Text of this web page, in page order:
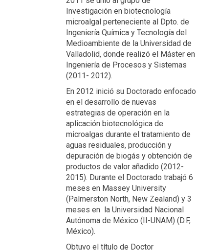
Investigación en biotecnología
microalgal perteneciente al Dpto. de
Ingeniería Química y Tecnología del
Medioambiente de la Universidad de
Valladolid, donde realizó el Máster en
Ingeniería de Procesos y Sistemas
(2011- 2012).
En 2012 inició su Doctorado enfocado
en el desarrollo de nuevas
estrategias de operación en la
aplicación biotecnológica de
microalgas durante el tratamiento de
aguas residuales, producción y
depuración de biogás y obtención de
productos de valor añadido (2012-
2015). Durante el Doctorado trabajó 6
meses en Massey University
(Palmerston North, New Zealand) y 3
meses en la Universidad Nacional
Autónoma de México (II-UNAM) (D.F,
México).
Obtuvo el título de Doctor